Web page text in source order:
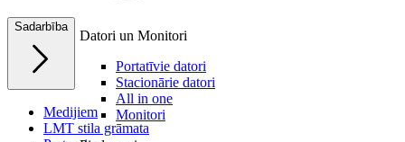
Datori un Monitori
Portatīvie datori
Stacionārie datori
All in one
Monitori
Sadarbība
Medijiem
LMT stila grāmata